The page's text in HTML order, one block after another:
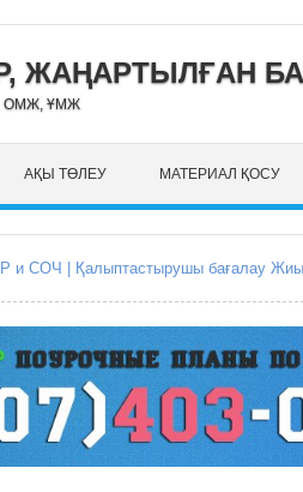
ЖАҢАРТЫЛҒАН
ОМЖ, ҰМЖ
АҚЫ ТӨЛЕУ МАТЕРИАЛ ҚОСУ
и СОЧ | Қалыптастырушы бағалау